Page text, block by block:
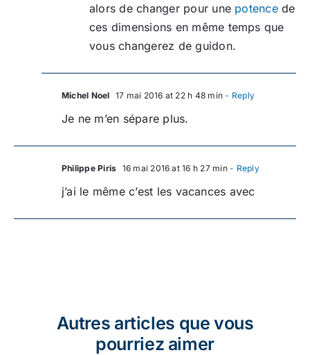
alors de changer pour une potencede
ces dimensions en même temps que
vous changerez de guidon.
Michel Noel 17 mai 2016 at 22 h 48 min - Reply
Je ne m’en sépare plus.
Philippe Piris 16 mai 2016 at 16 h 27 min- Reply
j’ai le même c’est les vacances avec
Autres articles que vous
pourriez aimer